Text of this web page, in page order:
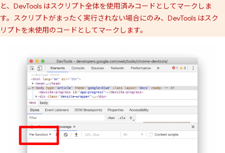
と、DevTools はスクリプト全体を使用済みコードとしてマークしま
す。スクリプトがまったく実行されない場合にのみ、DevTools はスク
リプトを未使用のコードとしてマークします。